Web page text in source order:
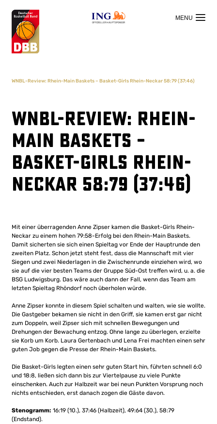
OFFIZIELLER HAUPTSPONSOR
WNBL-Review: Rhein-Main Baskets – Basket-Girls Rhein-Neckar 58:79 (37:46)
WNBL-Review: Rhein-
Main Baskets –
Basket-Girls Rhein-
Neckar 58:79 (37:46)
Mit einer überragenden Anne Zipser kamen die Basket-Girls Rhein-
Neckar zu einem hohen 79:58-Erfolg bei den Rhein-Main Baskets.
Damit sicherten sie sich einen Spieltag vor Ende der Hauptrunde den
zweiten Platz. Schon jetzt steht fest, dass die Mannschaft mit vier
Siegen und zwei Niederlagen in die Zwischenrunde einziehen wird, wo
sie auf die vier besten Teams der Gruppe Süd-Ost treffen wird, u. a. die
BSG Ludwigsburg. Das wäre auch dann der Fall, wenn das Team am
letzten Spieltag Rhöndorf noch überholen würde.
Anne Zipser konnte in diesem Spiel schalten und walten, wie sie wollte.
Die Gastgeber bekamen sie nicht in den Griff, sie kamen erst gar nicht
zum Doppeln, weil Zipser sich mit schnellen Bewegungen und
Drehungen der Bewachung entzog. Ohne lange zu überlegen, erzielte
sie Korb um Korb. Laura Gertenbach und Lena Frei machten einen sehr
guten Job gegen die Presse der Rhein-Main Baskets.
Die Basket-Girls legten einen sehr guten Start hin, führten schnell 6:0
und 18:8, ließen sich dann bis zur Viertelpause zu viele Punkte
einschenken. Auch zur Halbzeit war bei neun Punkten Vorsprung noch
nichts entschieden, erst danach zogen die Gäste davon.
Stenogramm: 16:19 (10.), 37:46 (Halbzeit), 49:64 (30.), 58:79
(Endstand).